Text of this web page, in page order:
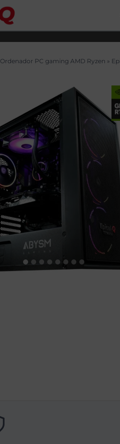
Ordenador PC gaming AMD Ryzen »